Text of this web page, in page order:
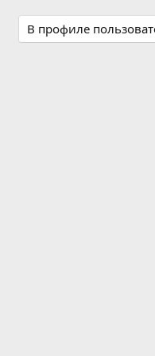
В профиле